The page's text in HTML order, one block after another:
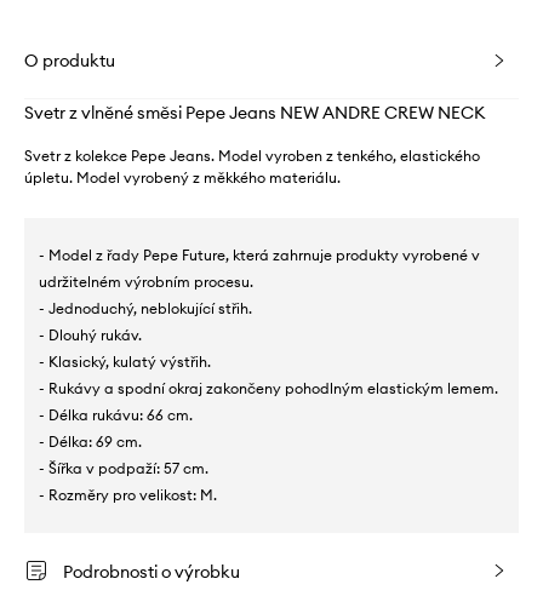
O produktu
Svetr z vlněné směsi Pepe Jeans NEW ANDRE CREW NECK
Svetr z kolekce Pepe Jeans. Model vyroben z tenkého, elastického
úpletu. Model vyrobený z měkkého materiálu.
- Model z řady Pepe Future, která zahrnuje produkty vyrobené v
udržitelném výrobním procesu.
- Jednoduchý, neblokující střih.
- Dlouhý rukáv.
- Klasický, kulatý výstřih.
- Rukávy a spodní okraj zakončeny pohodlným elastickým lemem.
- Délka rukávu: 66 cm.
- Délka: 69 cm.
- Šířka v podpaží: 57 cm.
- Rozměry pro velikost: M.
Podrobnosti o výrobku